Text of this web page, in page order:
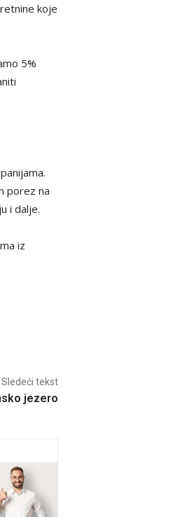
koje
5%
porez na
i dalje.
iz
Sledeći tekst
jezero